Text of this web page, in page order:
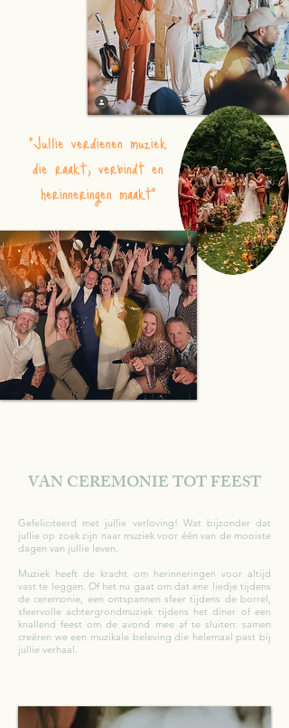
"Jullie verdienen muziek
die raakt, verbindt en
herinneringen maakt"
VAN CEREMONIE TOT FEEST
Gefeliciteerd met jullie verloving! Wat bijzonder dat
jullie op zoek zijn naar muziek voor één van de mooiste
dagen van jullie leven.
Muziek heeft de kracht om herinneringen voor altijd
vast te leggen. Of het nu gaat om dat ene liedje tijdens
de ceremonie, een ontspannen sfeer tijdens de borrel,
sfeervolle achtergrondmuziek tijdens het diner of een
knallend feest om de avond mee af te sluiten: samen
creëren we een muzikale beleving die helemaal past bij
jullie verhaal.